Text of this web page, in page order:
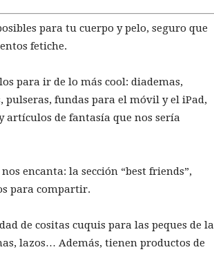
para tu cuerpo y pelo, seguro que
fetiche.
para ir de lo más cool: diademas,
pulseras, fundas para el móvil y el iPad,
de fantasía que nos sería
encanta: la sección “best friends”,
para compartir.
de cositas cuquis para las peques de la
lazos… Además, tienen productos de